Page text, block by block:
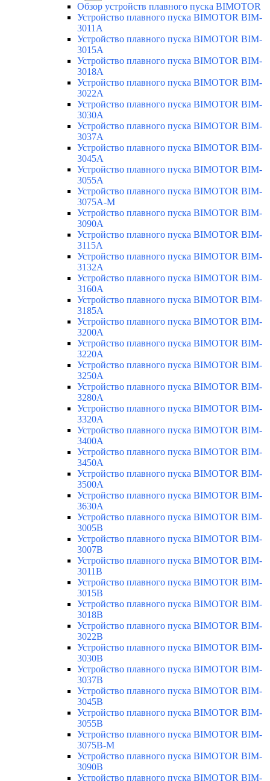
Обзор устройств плавного пуска BIMOTOR
Устройство плавного пуска BIMOTOR BIM-
3011A
Устройство плавного пуска BIMOTOR BIM-
3015A
Устройство плавного пуска BIMOTOR BIM-
3018A
Устройство плавного пуска BIMOTOR BIM-
3022A
Устройство плавного пуска BIMOTOR BIM-
3030A
Устройство плавного пуска BIMOTOR BIM-
3037A
Устройство плавного пуска BIMOTOR BIM-
3045A
Устройство плавного пуска BIMOTOR BIM-
3055A
Устройство плавного пуска BIMOTOR BIM-
3075A-M
Устройство плавного пуска BIMOTOR BIM-
3090A
Устройство плавного пуска BIMOTOR BIM-
3115A
Устройство плавного пуска BIMOTOR BIM-
3132A
Устройство плавного пуска BIMOTOR BIM-
3160A
Устройство плавного пуска BIMOTOR BIM-
3185A
Устройство плавного пуска BIMOTOR BIM-
3200A
Устройство плавного пуска BIMOTOR BIM-
3220A
Устройство плавного пуска BIMOTOR BIM-
3250A
Устройство плавного пуска BIMOTOR BIM-
3280A
Устройство плавного пуска BIMOTOR BIM-
3320A
Устройство плавного пуска BIMOTOR BIM-
3400A
Устройство плавного пуска BIMOTOR BIM-
3450A
Устройство плавного пуска BIMOTOR BIM-
3500A
Устройство плавного пуска BIMOTOR BIM-
3630A
Устройство плавного пуска BIMOTOR BIM-
3005B
Устройство плавного пуска BIMOTOR BIM-
3007B
Устройство плавного пуска BIMOTOR BIM-
3011B
Устройство плавного пуска BIMOTOR BIM-
3015B
Устройство плавного пуска BIMOTOR BIM-
3018B
Устройство плавного пуска BIMOTOR BIM-
3022B
Устройство плавного пуска BIMOTOR BIM-
3030B
Устройство плавного пуска BIMOTOR BIM-
3037B
Устройство плавного пуска BIMOTOR BIM-
3045B
Устройство плавного пуска BIMOTOR BIM-
3055B
Устройство плавного пуска BIMOTOR BIM-
3075B-M
Устройство плавного пуска BIMOTOR BIM-
3090B
Устройство плавного пуска BIMOTOR BIM-